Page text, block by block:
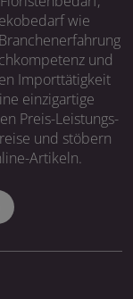
wie
und
Importtätigkeit
einzigartige
Preis-Leistungs-
und stöbern
Artikeln.